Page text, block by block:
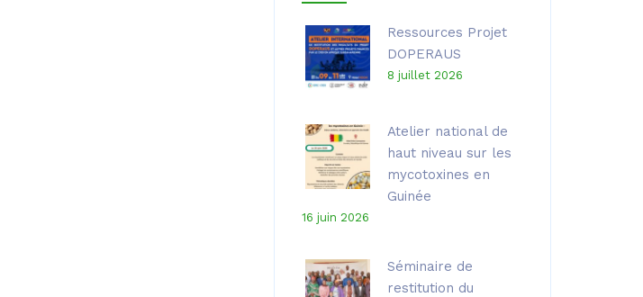
Ressources Projet
DOPERAUS
8 juillet 2026
Atelier national de
haut niveau sur les
mycotoxines en
Guinée
16 juin 2026
Séminaire de
restitution du